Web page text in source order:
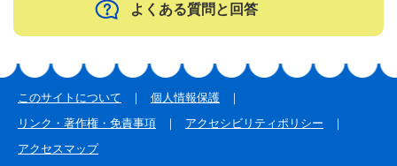
よくある質問と回答
このサイトについて
個人情報保護
リンク・著作権・免責事項
アクセシビリティポリシー
アクセスマップ